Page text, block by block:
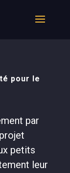
pour le
par
petits
leur